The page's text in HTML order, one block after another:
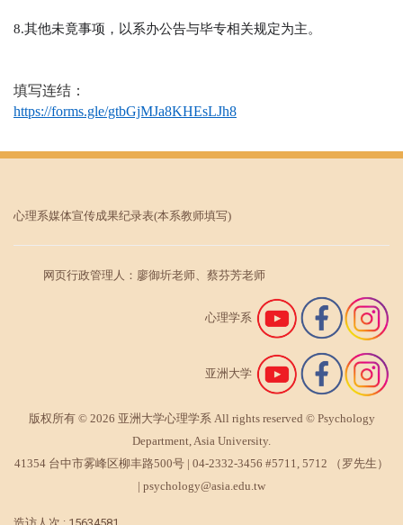
8.其他未竟事项，以系办公告与毕专相关规定为主。
填写连结：
https://forms.gle/gtbGjMJa8KHEsLJh8
心理系媒体宣传成果纪录表(本系教师填写)
网页行政管理人：廖御圻老师、蔡芬芳老师
心理学系
亚洲大学
版权所有 © 2026 亚洲大学心理学系 All rights reserved © Psychology
Department, Asia University.
41354 台中市雾峰区柳丰路500号 | 04-2332-3456 #5711, 5712 （罗先生）
| psychology@asia.edu.tw